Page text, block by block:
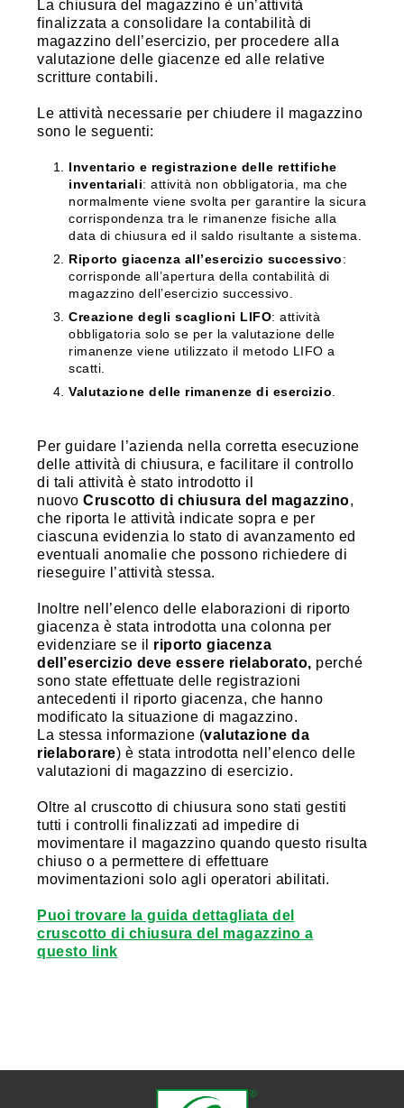
La chiusura del magazzino è un’attività
finalizzata a consolidare la contabilità di
magazzino dell’esercizio, per procedere alla
valutazione delle giacenze ed alle relative
scritture contabili.
Le attività necessarie per chiudere il magazzino
sono le seguenti:
Inventario e registrazione delle rettifiche
inventariali: attività non obbligatoria, ma che
normalmente viene svolta per garantire la sicura
corrispondenza tra le rimanenze fisiche alla
data di chiusura ed il saldo risultante a sistema.
Riporto giacenza all’esercizio successivo:
corrisponde all’apertura della contabilità di
magazzino dell’esercizio successivo.
Creazione degli scaglioni LIFO: attività
obbligatoria solo se per la valutazione delle
rimanenze viene utilizzato il metodo LIFO a
scatti.
Valutazione delle rimanenze di esercizio.
Per guidare l’azienda nella corretta esecuzione
delle attività di chiusura, e facilitare il controllo
di tali attività è stato introdotto il
nuovo Cruscotto di chiusura del magazzino,
che riporta le attività indicate sopra e per
ciascuna evidenzia lo stato di avanzamento ed
eventuali anomalie che possono richiedere di
rieseguire l’attività stessa.
Inoltre nell’elenco delle elaborazioni di riporto
giacenza è stata introdotta una colonna per
evidenziare se il riporto giacenza
dell’esercizio deve essere rielaborato, perché
sono state effettuate delle registrazioni
antecedenti il riporto giacenza, che hanno
modificato la situazione di magazzino.
La stessa informazione (valutazione da
rielaborare) è stata introdotta nell’elenco delle
valutazioni di magazzino di esercizio.
Oltre al cruscotto di chiusura sono stati gestiti
tutti i controlli finalizzati ad impedire di
movimentare il magazzino quando questo risulta
chiuso o a permettere di effettuare
movimentazioni solo agli operatori abilitati.
Puoi trovare la guida dettagliata del
cruscotto di chiusura del magazzino a
questo link